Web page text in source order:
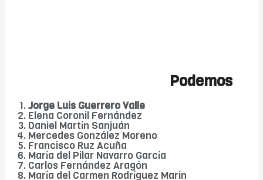
Podemos
Jorge Luis Guerrero Valle
Elena Coronil Fernández
Daniel Martín Sanjuán
Mercedes González Moreno
Francisco Ruz Acuña
María del Pilar Navarro García
Carlos Fernández Aragón
María del Carmen Rodríguez Marin